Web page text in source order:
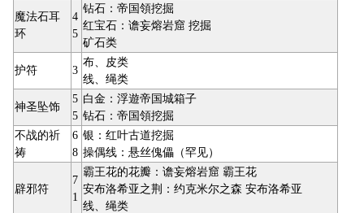
魔法石耳
环
4
5
钻石：帝国領挖掘
红宝石：谵妄熔岩窟 挖掘
矿石类
护符 3
布、皮类
线、绳类
神圣坠饰
5
5
白金：浮遊帝国城箱子
钻石：帝国領挖掘
不战的祈
祷
6
8
银：红叶古道挖掘
操偶线：悬丝傀儡（罕见）
辟邪符
7
1
霸王花的花瓣：谵妄熔岩窟 霸王花
安布洛希亚之荆：约克米尔之森 安布洛希亚
线、绳类